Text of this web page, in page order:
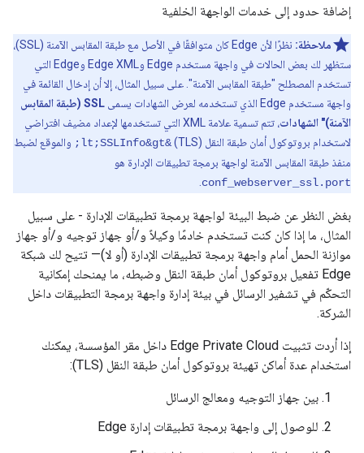
إضافة حدود إلى خدمات الواجهة الخلفية
ملاحظة:
نظرًا لأن Edge كان متوافقًا في الأصل مع طبقة المقابس الآمنة (SSL)،
ستظهر لك بعض الحالات في واجهة مستخدم Edge وEdge XML وEdge التي
تستخدم المصطلح "طبقة المقابس الآمنة". على سبيل المثال، إلا أن إدخال القائمة في
واجهة مستخدم Edge الذي تستخدمه لعرض الشهادات يسمى
SSL (طبقة المقابس
الآمنة)" الشهادات
، تتم تسمية علامة XML التي تستخدمها لإعداد مضيف افتراضي
لاستخدام بروتوكول أمان طبقة النقل (TLS)
&lt;SSLInfo&gt;
والموقع لضبط
منفذ طبقة المقابس الآمنة لواجهة برمجة تطبيقات الإدارة هو
conf_webserver_ssl.port
بغض النظر عن ضبط البيئة لواجهة برمجة تطبيقات الإدارة - على سبيل
المثال، ما إذا كان كنت تستخدم خادمًا وكيلاً و/أو جهاز توجيه و/أو جهاز
موازنة الحمل أمام واجهة برمجة تطبيقات الإدارة (أو لا)— تتيح لك شبكة
Edge تفعيل بروتوكول أمان طبقة النقل وضبطه، ما يمنحك إمكانية
التحكّم في تشفير الرسائل في بيئة إدارة واجهة برمجة التطبيقات داخل
الشركة.
إذا أردت تثبيت Edge Private Cloud داخل مقر المؤسسة، يمكنك
استخدام عدة أماكن تهيئة بروتوكول أمان طبقة النقل (TLS):
بين جهاز التوجيه ومعالج الرسائل
للوصول إلى واجهة برمجة تطبيقات إدارة Edge